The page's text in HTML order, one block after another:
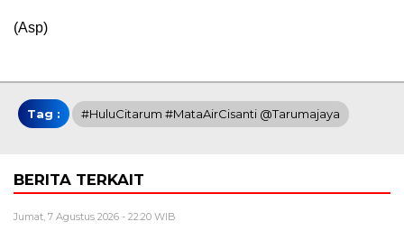
(Asp)
Tag : #HuluCitarum #MataAirCisanti @Tarumajaya
BERITA TERKAIT
Jumat, 7 Agustus 2026 - 22:20 WIB